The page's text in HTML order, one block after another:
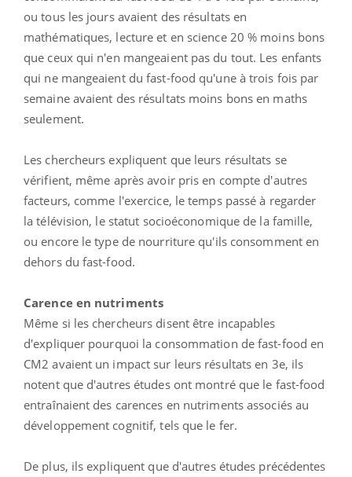
ou tous les jours avaient des résultats en
mathématiques, lecture et en science 20 % moins bons
que ceux qui n'en mangeaient pas du tout. Les enfants
qui ne mangeaient du fast-food qu'une à trois fois par
semaine avaient des résultats moins bons en maths
seulement.
Les chercheurs expliquent que leurs résultats se
vérifient, même après avoir pris en compte d'autres
facteurs, comme l'exercice, le temps passé à regarder
la télévision, le statut socioéconomique de la famille,
ou encore le type de nourriture qu'ils consomment en
dehors du fast-food.
Carence en nutriments
Même si les chercheurs disent être incapables
d'expliquer pourquoi la consommation de fast-food en
CM2 avaient un impact sur leurs résultats en 3e, ils
notent que d'autres études ont montré que le fast-food
entraînaient des carences en nutriments associés au
développement cognitif, tels que le fer.
De plus, ils expliquent que d'autres études précédentes